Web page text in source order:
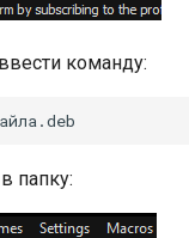
команду:
папку: